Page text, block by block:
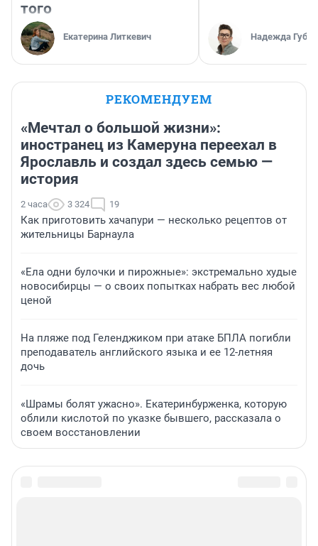
того
Екатерина Литкевич Надежда
РЕКОМЕНДУЕМ
«Мечтал о большой жизни»:
иностранец из Камеруна переехал в
Ярославль и создал здесь семью —
история
2 часа 3 324 19
Как приготовить хачапури — несколько рецептов от
жительницы Барнаула
«Ела одни булочки и пирожные»: экстремально худые
новосибирцы — о своих попытках набрать вес любой
ценой
На пляже под Геленджиком при атаке БПЛА погибли
преподаватель английского языка и ее 12-летняя
дочь
«Шрамы болят ужасно». Екатеринбурженка, которую
облили кислотой по указке бывшего, рассказала о
своем восстановлении